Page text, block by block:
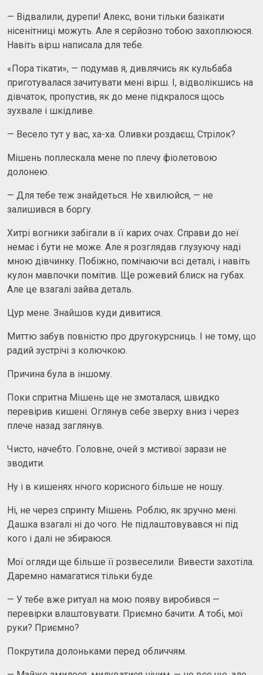
— Відвалили, дурепи! Алекс, вони тільки базікати
нісенітниці можуть. Але я серйозно тобою захоплююся.
Навіть вірш написала для тебе.
«Пора тікати», — подумав я, дивлячись як кульбаба
приготувалася зачитувати мені вірш. І, відволікшись на
дівчаток, пропустив, як до мене підкралося щось
зухвале і шкідливе.
— Весело тут у вас, ха-ха. Оливки роздаєш, Стрілок?
Мішень поплескала мене по плечу фіолетовою
долонею.
— Для тебе теж знайдеться. Не хвилюйся, — не
залишився в боргу.
Хитрі вогники забігали в її карих очах. Справи до неї
немає і бути не може. Але я розглядав глузуючу наді
мною дівчинку. Побіжно, помічаючи всі деталі, і навіть
кулон мавпочки помітив. Ще рожевий блиск на губах.
Але це взагалі зайва деталь.
Цур мене. Знайшов куди дивитися.
Миттю забув повністю про другокурсниць. І не тому, що
радий зустрічі з колючкою.
Причина була в іншому.
Поки спритна Мішень ще не змоталася, швидко
перевірив кишені. Оглянув себе зверху вниз і через
плече назад заглянув.
Чисто, начебто. Головне, очей з мстивої зарази не
зводити.
Ну і в кишенях нічого корисного більше не ношу.
Ні, не через спринту Мішень. Роблю, як зручно мені.
Дашка взагалі ні до чого. Не підлаштовувався ні під
кого і далі не збираюся.
Мої огляди ще більше її розвеселили. Вивести захотіла.
Даремно намагатися тільки буде.
— У тебе вже ритуал на мою появу виробився —
перевірки влаштовувати. Приємно бачити. А тобі, мої
руки? Приємно?
Покрутила долоньками перед обличчям.